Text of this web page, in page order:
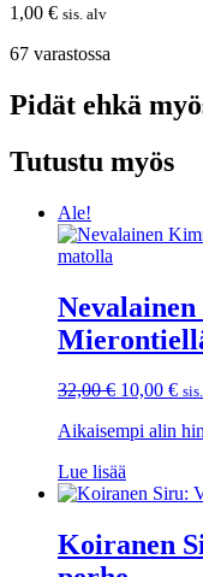
1,00 € sis. alv
67 varastossa
Pidät ehkä
Tutustu myös
Ale!
32,00€
oli:
10,00 €
on:
Aikaisempi alin
Lue lisää
Koiranen